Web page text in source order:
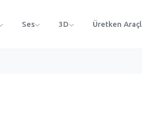
Ses 3D Üretken